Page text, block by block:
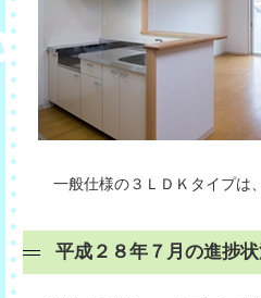
一般仕様の３ＬＤＫタイプは、
平成２８年７月の進捗